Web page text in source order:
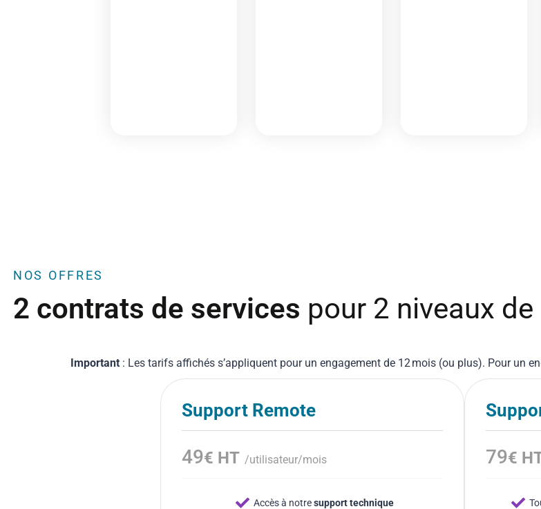
NOS OFFRES
2 contrats de services pour 2 niveaux
Important : Les tarifs affichés s’appliquent pour un engagement de 12 mois (ou plus). Pour un
Support Remote
49€ HT /utilisateur/mois
Accès à notresupport technique
79€